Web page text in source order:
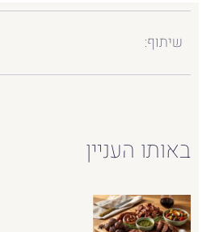
שיתוף:
באותו העניין